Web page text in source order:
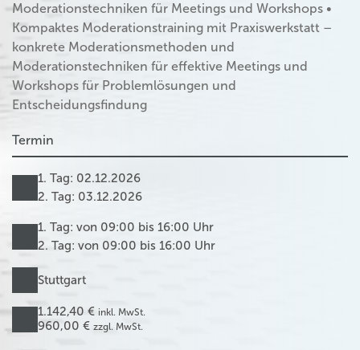
Moderationstechniken für Meetings und Workshops •
Kompaktes Moderationstraining mit Praxiswerkstatt –
konkrete Moderationsmethoden und
Moderationstechniken für effektive Meetings und
Workshops für Problemlösungen und
Entscheidungsfindung
Termin
1. Tag: 02.12.2026
2. Tag: 03.12.2026
1. Tag: von 09:00 bis 16:00 Uhr
2. Tag: von 09:00 bis 16:00 Uhr
Stuttgart
1.142,40 € inkl. MwSt.
960,00 € zzgl. MwSt.